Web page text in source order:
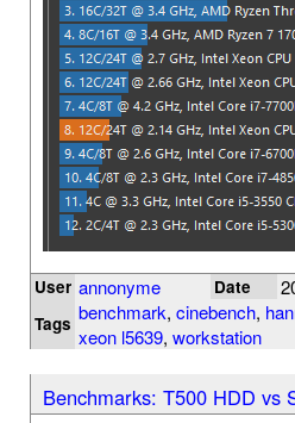
User annonyme Date
Tags benchmark, cinebench,
xeon l5639, workstation
Benchmarks: T500 HDD vs